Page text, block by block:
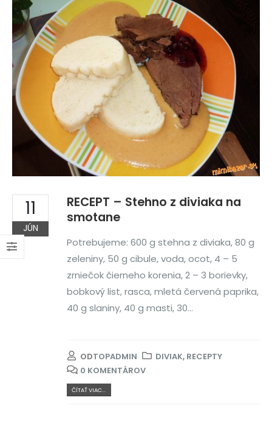
11
JÚN
RECEPT – Stehno z diviaka na
smotane
Potrebujeme: 600 g stehna z diviaka, 80 g
zeleniny, 50 g cibule, voda, ocot, 4 – 5
zrniečok čierneho korenia, 2 – 3 borievky,
bobkový list, rasca, mletá červená paprika,
40 g slaniny, 40 g masti, 30...
ODTOPADMIN DIVIAK, RECEPTY
0 KOMENTÁROV
ČÍTAŤ VIAC...